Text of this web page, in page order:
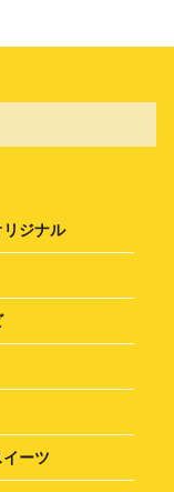
ジナル
ーツ